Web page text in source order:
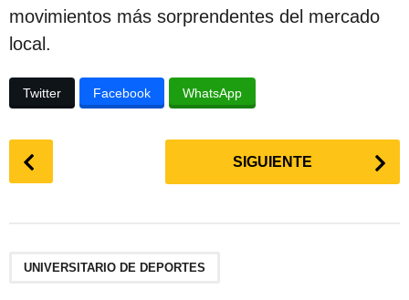
movimientos más sorprendentes del mercado
local.
Twitter Facebook WhatsApp
o
SIGUIENTE
UNIVERSITARIO DE DEPORTES